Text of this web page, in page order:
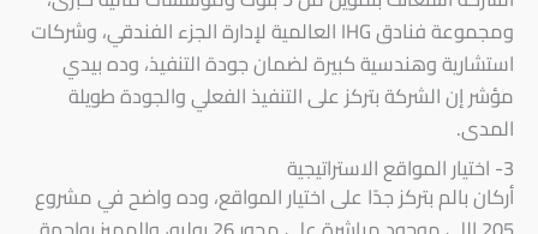
ومجموعة فنادق IHG العالمية لإدارة الجزء الفندقي، وشركات
استشارية وهندسية كبيرة لضمان جودة التنفيذ، وده بيدي
مؤشر إن الشركة بتركز على التنفيذ الفعلي والجودة طويلة
المدى.
3- اختيار المواقع الاستراتيجية
أركان بالم بتركز جدًا على اختيار المواقع، وده واضح في مشروع